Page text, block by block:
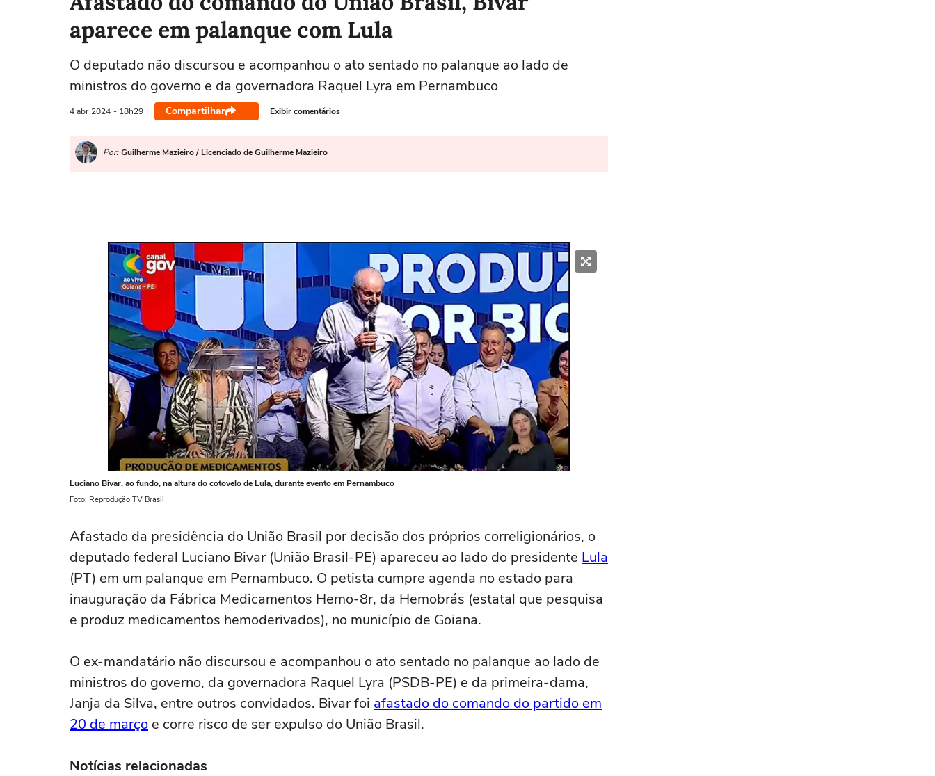
aparece em palanque com Lula
O deputado não discursou e acompanhou o ato sentado no palanque ao lado de
ministros do governo e da governadora Raquel Lyra em Pernambuco
4 abr 2024 - 18h29 Compartilhar Exibir comentários
Por: Guilherme Mazieiro / Licenciado de Guilherme Mazieiro
Luciano Bivar, ao fundo, na altura do cotovelo de Lula, durante evento em Pernambuco
Foto: Reprodução TV Brasil
Afastado da presidência do União Brasil por decisão dos próprios correligionários, o
deputado federal Luciano Bivar (União Brasil-PE) apareceu ao lado do presidente Lula
(PT) em um palanque em Pernambuco. O petista cumpre agenda no estado para
inauguração da Fábrica Medicamentos Hemo-8r, da Hemobrás (estatal que pesquisa
e produz medicamentos hemoderivados), no município de Goiana.
O ex-mandatário não discursou e acompanhou o ato sentado no palanque ao lado de
ministros do governo, da governadora Raquel Lyra (PSDB-PE) e da primeira-dama,
Janja da Silva, entre outros convidados. Bivar foi afastado do comando do partido em
20 de março e corre risco de ser expulso do União Brasil.
Notícias relacionadas